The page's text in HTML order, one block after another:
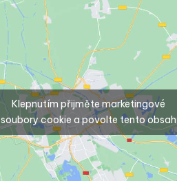
Klepnutím přijměte marketingové
soubory cookie a povolte tento obsah